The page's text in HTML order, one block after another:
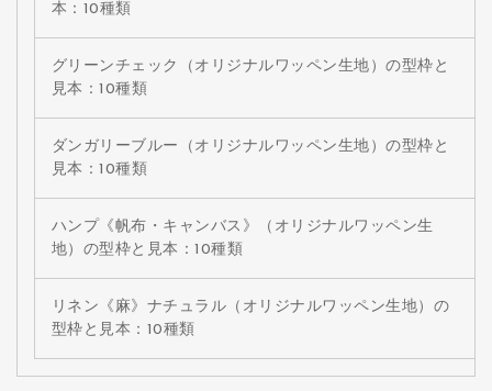
本：10種類
グリーンチェック（オリジナルワッペン生地）の型枠と
見本：10種類
ダンガリーブルー（オリジナルワッペン生地）の型枠と
見本：10種類
ハンプ《帆布・キャンバス》（オリジナルワッペン生
地）の型枠と見本：10種類
リネン《麻》ナチュラル（オリジナルワッペン生地）の
型枠と見本：10種類